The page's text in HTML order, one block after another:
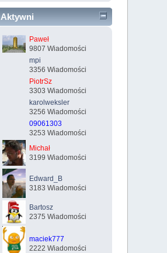
Aktywni
Paweł
9807 Wiadomości
mpi
3356 Wiadomości
PiotrSz
3303 Wiadomości
karolweksler
3256 Wiadomości
09061303
3253 Wiadomości
Michał
3199 Wiadomości
Edward_B
3183 Wiadomości
Bartosz
2375 Wiadomości
maciek777
2222 Wiadomości